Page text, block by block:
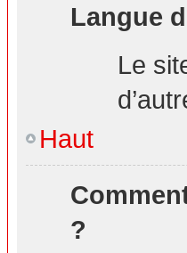
Langue
Le
Haut
?